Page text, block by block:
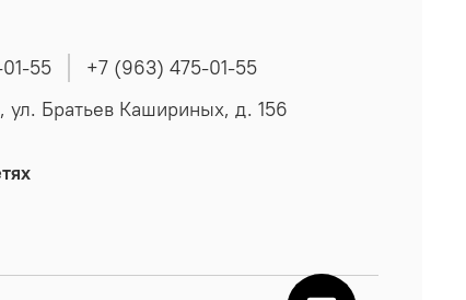
55
+7 (963) 475-01-55
ул. Братьев Кашириных, д. 156